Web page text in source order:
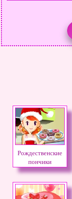
Рождественские
пончики